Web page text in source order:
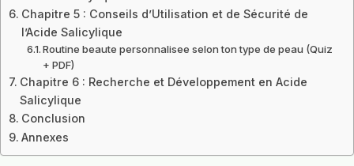
Chapitre 5 : Conseils d’Utilisation et de Sécurité de
l’Acide Salicylique
Routine beaute personnalisee selon ton type de peau (Quiz
+ PDF)
Chapitre 6 : Recherche et Développement en Acide
Salicylique
Conclusion
Annexes